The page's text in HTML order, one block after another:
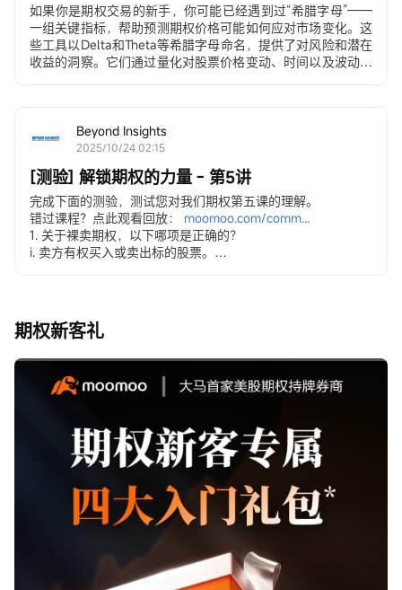
如果你是期权交易的新手，你可能已经遇到过“希腊字母”——
一组关键指标，帮助预测期权价格可能如何应对市场变化。这
些工具以Delta和Theta等希腊字母命名，提供了对风险和潜在
收益的洞察。它们通过量化对股票价格变动、时间以及波动性
Beyond Insights
2025/10/24 02:15
[测验] 解锁期权的力量 - 第5讲
完成下面的测验，测试您对我们期权第五课的理解。
错过课程？点此观看回放：
moomoo.com/comm...
1. 关于裸卖期权，以下哪项是正确的？
i. 卖方有权买入或卖出标的股票。
期权新客礼